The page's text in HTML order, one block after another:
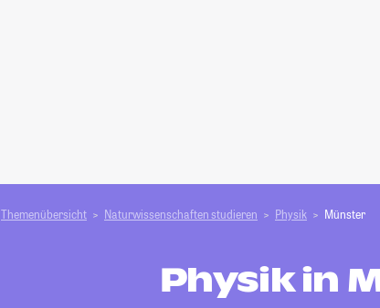
Themenübersicht Natur­wissenschaften studieren Physik Münster
Physik in